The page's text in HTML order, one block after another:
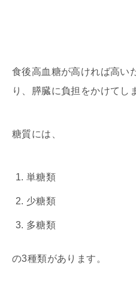
食後高血糖が高ければ高い
り、膵臓に負担をかけてし
糖質には、
単糖類
少糖類
多糖類
の3種類があります。